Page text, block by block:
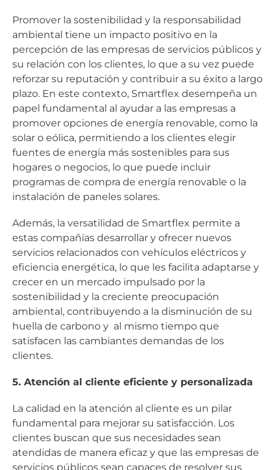
Promover la sostenibilidad y la responsabilidad
ambiental tiene un impacto positivo en la
percepción de las empresas de servicios públicos y
su relación con los clientes, lo que a su vez puede
reforzar su reputación y contribuir a su éxito a largo
plazo. En este contexto, Smartflex desempeña un
papel fundamental al ayudar a las empresas a
promover opciones de energía renovable, como la
solar o eólica, permitiendo a los clientes elegir
fuentes de energía más sostenibles para sus
hogares o negocios, lo que puede incluir
programas de compra de energía renovable o la
instalación de paneles solares.
Además, la versatilidad de Smartflex permite a
estas compañías desarrollar y ofrecer nuevos
servicios relacionados con vehículos eléctricos y
eficiencia energética, lo que les facilita adaptarse y
crecer en un mercado impulsado por la
sostenibilidad y la creciente preocupación
ambiental, contribuyendo a la disminución de su
huella de carbono y al mismo tiempo que
satisfacen las cambiantes demandas de los
clientes.
5. Atención al cliente eficiente y personalizada
La calidad en la atención al cliente es un pilar
fundamental para mejorar su satisfacción. Los
clientes buscan que sus necesidades sean
atendidas de manera eficaz y que las empresas de
servicios públicos sean capaces de resolver sus